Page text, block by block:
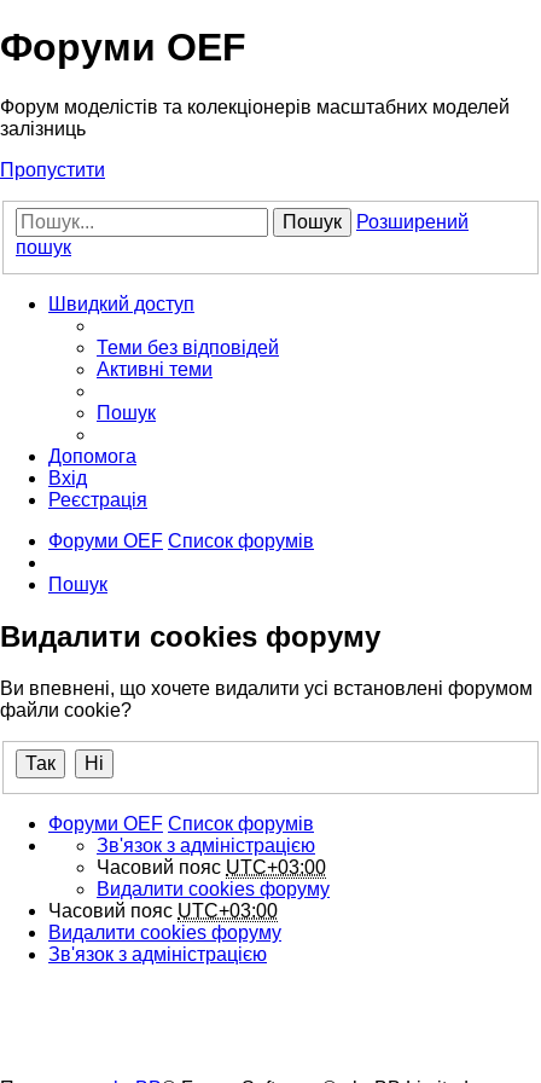
Форуми OEF
Форум моделістів та колекціонерів масштабних моделей
залізниць
Пропустити
Пошук
Розширений
пошук
Швидкий доступ
Теми без відповідей
Активні теми
Пошук
Допомога
Вхід
Реєстрація
Форуми OEF Список форумів
Пошук
Видалити cookies форуму
Ви впевнені, що хочете видалити усі встановлені форумом
файли cookie?
Форуми OEF Список форумів
Зв'язок з адміністрацією
Часовий пояс UTC+03:00
Видалити cookies форуму
Часовий пояс UTC+03:00
Видалити cookies форуму
Зв'язок з адміністрацією